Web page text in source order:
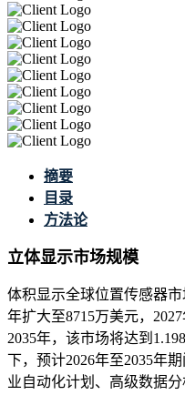
摘要
目录
方法论
立体显示市场规模
体积显示全球位置传感器市
年扩大至8715万美元，
2035年，该市场将达到
下，预计2026年至2035年
业自动化计划、高级数据